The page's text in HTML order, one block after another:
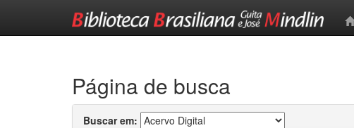
Página de busca
Buscar em: